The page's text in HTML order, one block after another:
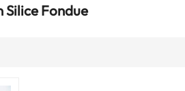
Silice Fondue